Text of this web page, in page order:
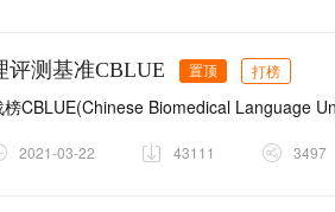
评测基准CBLUE 置顶 打榜
2021-03-22 43111 3497